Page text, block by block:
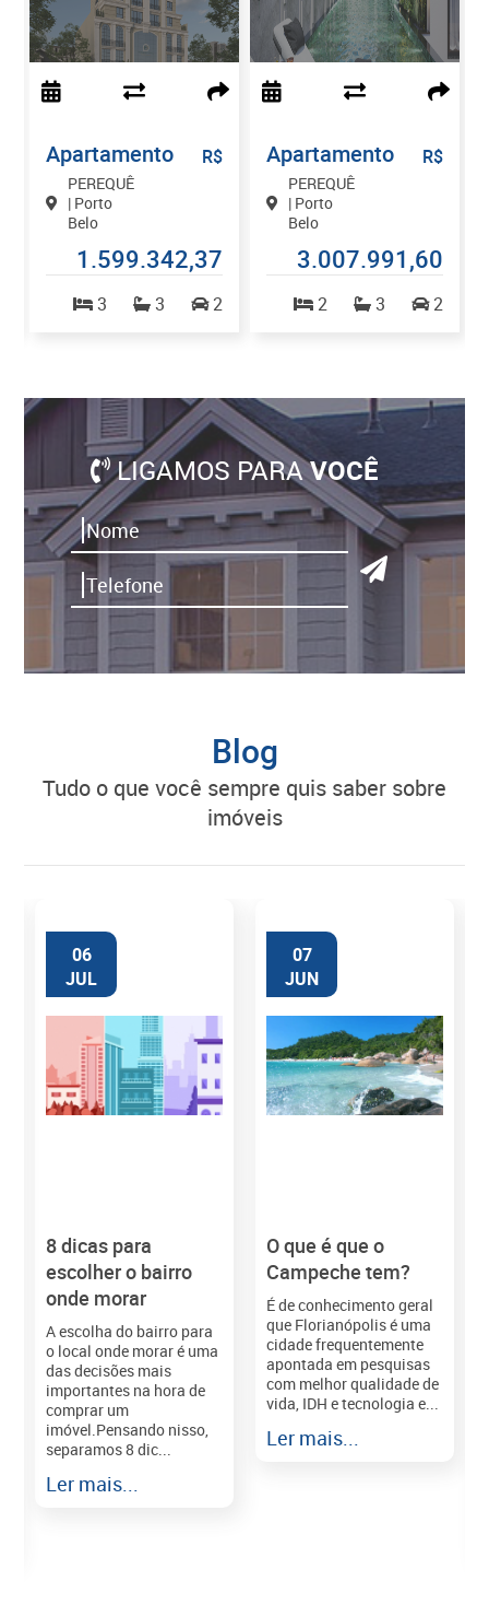
Apartamento
PEREQUÊ
| Porto
Belo
R$
1.599.342,37
3 3 2
Apartamento
PEREQUÊ
| Porto
Belo
R$
3.007.991,60
2 3 2
LIGAMOS PARAVOCÊ
Blog
tudo o que você sempre quis saber sobre
imóveis
06
JUL
8 dicas para
escolher o bairro
onde morar
A escolha do bairro para
o local onde morar é uma
das decisões mais
importantes na hora de
comprar um
imóvel.Pensando nisso,
separamos 8 dic...
Ler mais...
07
JUN
O que é que o
Campeche tem?
É de conhecimento geral
que Florianópolis é uma
cidade frequentemente
apontada em pesquisas
com melhor qualidade de
vida, IDH e tecnologia e...
Ler mais...